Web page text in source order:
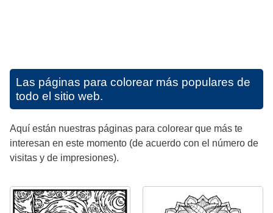
Las páginas para colorear más populares de
todo el sitio web.
Aquí están nuestras páginas para colorear que más te
interesan en este momento (de acuerdo con el número de
visitas y de impresiones).